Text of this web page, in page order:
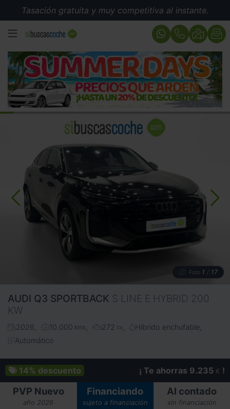
Tasación gratuita y muy competitiva al instante.
MENÚ
Foto 1 / 17
AUDI Q3 SPORTBACK S LINE E HYBRID 200
KW
2026 10.000 kms 272 cv
Híbrido enchufable
Automático
14% descuento ¡ Te ahorras 9.235 € !
PVP Nuevo
año 2026
Financiando
sujeto a financiación
Al contado
sin financiación